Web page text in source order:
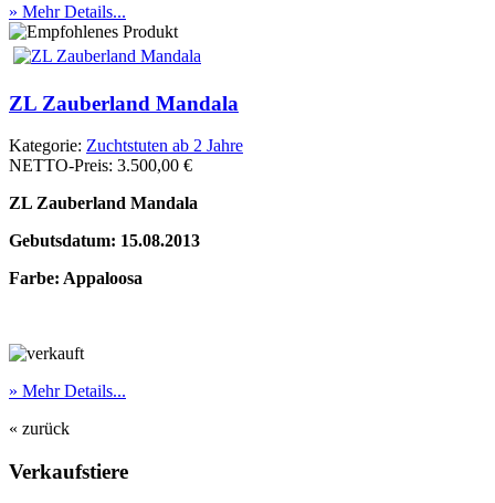
» Mehr Details...
ZL Zauberland Mandala
Kategorie: Zuchtstuten ab 2 Jahre
NETTO-Preis: 3.500,00 €
ZL Zauberland Mandala
Gebutsdatum: 15.08.2013
Farbe: Appaloosa
» Mehr Details...
« zurück
Verkaufstiere